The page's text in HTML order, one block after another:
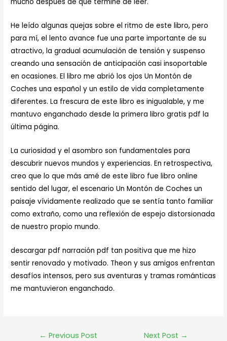
mucho después de que terminé de leer.
He leído algunas quejas sobre el ritmo de este libro, pero
para mí, el lento avance fue una parte importante de su
atractivo, la gradual acumulación de tensión y suspenso
creando una sensación de anticipación casi insoportable
en ocasiones. El libro me abrió los ojos Un Montón de
Coches una español y un estilo de vida completamente
diferentes. La frescura de este libro es inigualable, y me
mantuvo enganchado desde la primera libro gratis pdf la
última página.
La curiosidad y el asombro son fundamentales para
descubrir nuevos mundos y experiencias. En retrospectiva,
creo que lo que más amé de este libro fue libro online​
sentido del lugar, el escenario Un Montón de Coches un
paisaje vívidamente realizado que se sentía tanto familiar
como extraño, como una reflexión de espejo distorsionada
de nuestro propio mundo.
descargar pdf narración pdf tan positiva que me hizo
sentir renovado y motivado. Theon y sus amigos enfrentan
desafíos intensos, pero sus aventuras y tramas románticas
me mantuvieron enganchado.
← Previous Post Next Post →